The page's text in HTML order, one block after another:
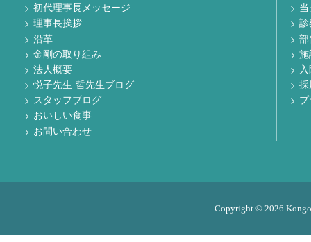
初代理事長メッセージ
理事長挨拶
沿革
金剛の取り組み
法人概要
悦子先生·哲先生ブログ
スタッフブログ
おいしい食事
お問い合わせ
診
部
施
採
Copyright © 2026